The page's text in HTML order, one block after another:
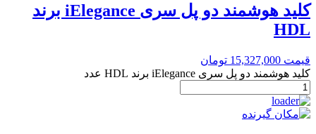
کلید هوشمند دو پل سری iElegance برند
HDL
قیمت 15,327,000 تومان
کلید هوشمند دو پل سری iElegance برند HDL عدد